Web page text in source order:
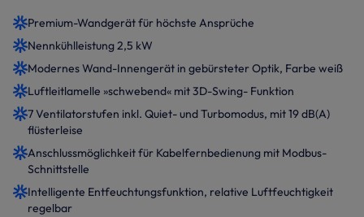
Premium-Wandgerät für höchste Ansprüche
Nennkühlleistung 2,5 kW
Modernes Wand-Innengerät in gebürsteter Optik, Farbe weiß
Luftleitlamelle »schwebend« mit 3D-Swing- Funktion
7 Ventilatorstufen inkl. Quiet- und Turbomodus, mit 19 dB(A)
flüsterleise
Anschlussmöglichkeit für Kabelfernbedienung mit Modbus-
Schnittstelle
Intelligente Entfeuchtungsfunktion, relative Luftfeuchtigkeit
regelbar